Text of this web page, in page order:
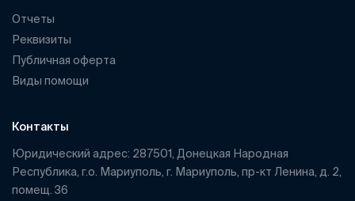
Отчеты
Реквизиты
Публичная оферта
Виды помощи
Контакты
Юридический адрес: 287501, Донецкая Народная
Республика, г.о. Мариуполь, г. Мариуполь, пр-кт Ленина, д. 2,
помещ. 36